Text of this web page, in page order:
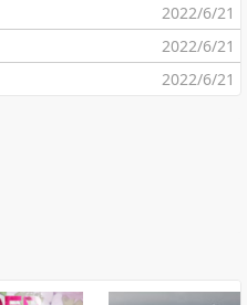
2022/6/21
2022/6/21
2022/6/21